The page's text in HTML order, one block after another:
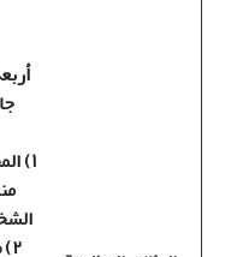
١)
٢) صفحة العنوان،